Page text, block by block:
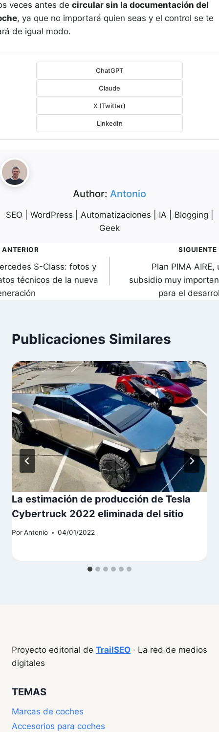
veces antes de circular sin la documentación del
, ya que no importará quien seas y el control se te
de igual modo.
ChatGPT
Claude
X (Twitter)
LinkedIn
Author: Antonio
SEO | WordPress | Automatizaciones | IA | Blogging |
Geek
ANTERIOR
S-Class: fotos y
técnicos de la nueva
SIGUIENTE
Plan PIMA AIRE,
subsidio muy
para el
Publicaciones Similares
La estimación de producción de Tesla
Cybertruck 2022 eliminada del sitio
PorAntonio 04/01/2022
Proyecto editorial de TrailSEO · La red de medios
digitales
TEMAS
Marcas de coches
Accesorios para coches